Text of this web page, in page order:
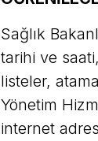
Sağlık
tarihi ve
listeler,
Yönetim
internet